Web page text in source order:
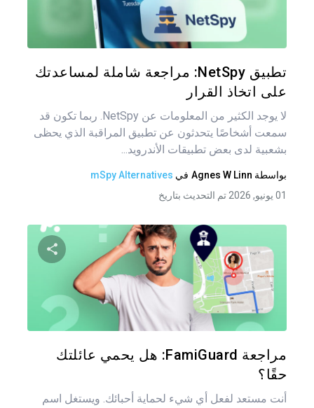
تطبيق NetSpy: مراجعة شاملة لمساعدتك
على اتخاذ القرار
لا يوجد الكثير من المعلومات عن NetSpy. ربما تكون قد
سمعت أشخاصًا يتحدثون عن تطبيق المراقبة الذي يحظى
بشعبية لدى بعض تطبيقات الأندرويد...
بواسطة Agnes W Linn في mSpy Alternatives
01 يونيو, 2026 تم التحديث بتاريخ
مراجعة FamiGuard: هل يحمي عائلتك
حقًا؟
أنت مستعد لفعل أي شيء لحماية أحبائك. ويستغل اسم